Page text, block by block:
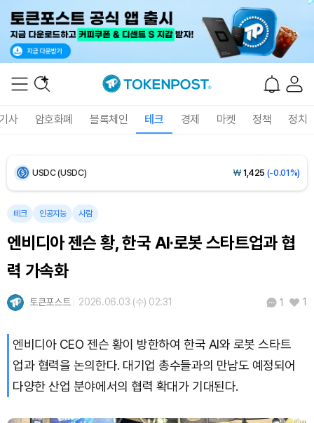
사 암호화폐 블록체인 테크 경제 마켓 정책 정치
Bitcoin (BTC) ₩ 92,489,383(+0.45%)
USDC (USDC) ₩ 1,425 (-0.01%)
XRP (XRP)
Solana (SOL) ₩ 105,222(+0.61%)
TRON (TRX)
Dogecoin (DOGE) ₩99.55(+1.15%)
Bitcoin (BTC) ₩ 92,489,383
테크 인공지능 사람
엔비디아 젠슨 황, 한국 AI·로봇 스타트업과 협
력 가속화
토큰포스트 2026.06.03 (수) 02:31 1 1
엔비디아 CEO 젠슨 황이 방한하여 한국 AI와 로봇 스타트
업과 협력을 논의한다. 대기업 총수들과의 만남도 예정되어
다양한 산업 분야에서의 협력 확대가 기대된다.